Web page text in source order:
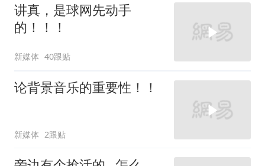
讲真，是球网先动手
的！！！
新媒体 40跟贴
论背景音乐的重要性！！
新媒体 2跟贴